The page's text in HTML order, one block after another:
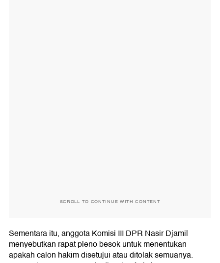
SCROLL TO CONTINUE WITH CONTENT
Sementara itu, anggota Komisi III DPR Nasir Djamil
menyebutkan rapat pleno besok untuk menentukan
apakah calon hakim disetujui atau ditolak semuanya.